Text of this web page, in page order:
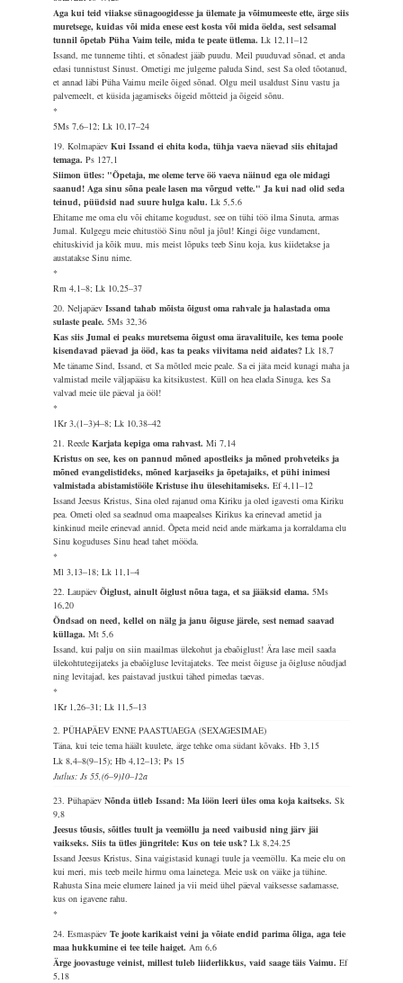
Aga kui teid viiakse sünagoogidesse ja ülemate ja võimumeeste ette, ärge siis
muretsege, kuidas või mida enese eest kosta või mida öelda, sest selsamal
tunnil õpetab Püha Vaim teile, mida te peate ütlema.Lk 12,11–12
Issand, me tunneme tihti, et sõnadest jääb puudu. Meil puuduvad sõnad, et anda
edasi tunnistust Sinust. Ometigi me julgeme paluda Sind, sest Sa oled tõotanud,
et annad läbi Püha Vaimu meile õiged sõnad. Olgu meil usaldust Sinu vastu ja
palvemeelt, et küsida jagamiseks õigeid mõtteid ja õigeid sõnu.
*
5Ms 7,6–12; Lk 10,17–24
19. KolmapäevKui Issand ei ehita koda, tühja vaeva näevad siis ehitajad
temaga.Ps 127,1
Siimon ütles: "Õpetaja, me oleme terve öö vaeva näinud ega ole midagi
saanud! Aga sinu sõna peale lasen ma võrgud vette." Ja kui nad olid seda
teinud, püüdsid nad suure hulga kalu.Lk 5,5.6
Ehitame me oma elu või ehitame kogudust, see on tühi töö ilma Sinuta, armas
Jumal. Kulgegu meie ehitustöö Sinu nõul ja jõul! Kingi õige vundament,
ehituskivid ja kõik muu, mis meist lõpuks teeb Sinu koja, kus kiidetakse ja
austatakse Sinu nime.
*
Rm 4,1–8; Lk 10,25–37
20. NeljapäevIssand tahab mõista õigust oma rahvale ja halastada oma
sulaste peale.5Ms 32,36
Kas siis Jumal ei peaks muretsema õigust oma äravalituile, kes tema poole
kisendavad päevad ja ööd, kas ta peaks viivitama neid aidates?Lk 18,7
Me täname Sind, Issand, et Sa mõtled meie peale. Sa ei jäta meid kunagi maha ja
valmistad meile väljapääsu ka kitsikustest. Küll on hea elada Sinuga, kes Sa
valvad meie üle päeval ja ööl!
*
1Kr 3,(1–3)4–8; Lk 10,38–42
21. ReedeKarjata kepiga oma rahvast.Mi 7,14
Kristus on see, kes on pannud mõned apostleiks ja mõned prohveteiks ja
mõned evangelistideks, mõned karjaseiks ja õpetajaiks, et pühi inimesi
valmistada abistamistööle Kristuse ihu ülesehitamiseks.Ef 4,11–12
Issand Jeesus Kristus, Sina oled rajanud oma Kiriku ja oled igavesti oma Kiriku
pea. Ometi oled sa seadnud oma maapealses Kirikus ka erinevad ametid ja
kinkinud meile erinevad annid. Õpeta meid neid ande märkama ja korraldama elu
Sinu koguduses Sinu head tahet mööda.
*
Ml 3,13–18; Lk 11,1–4
22. LaupäevÕiglust, ainult õiglust nõua taga, et sa jääksid elama.5Ms
16,20
Õndsad on need, kellel on nälg ja janu õiguse järele, sest nemad saavad
küllaga.Mt 5,6
Issand, kui palju on siin maailmas ülekohut ja ebaõiglust! Ära lase meil saada
ülekohtutegijateks ja ebaõigluse levitajateks. Tee meist õiguse ja õigluse nõudjad
ning levitajad, kes paistavad justkui tähed pimedas taevas.
*
1Kr 1,26–31; Lk 11,5–13
2. PÜHAPÄEV ENNE PAASTUAEGA (SEXAGESIMAE)
Täna, kui teie tema häält kuulete, ärge tehke oma südant kõvaks.Hb 3,15
Lk 8,4–8(9–15); Hb 4,12–13; Ps 15
Jutlus: Js 55,(6–9)10–12a
23. PühapäevNõnda ütleb Issand: Ma löön leeri üles oma koja kaitseks.Sk
9,8
Jeesus tõusis, sõitles tuult ja veemöllu ja need vaibusid ning järv jäi
vaikseks. Siis ta ütles jüngritele: Kus on teie usk?Lk 8,24.25
Issand Jeesus Kristus, Sina vaigistasid kunagi tuule ja veemöllu. Ka meie elu on
kui meri, mis teeb meile hirmu oma lainetega. Meie usk on väike ja tühine.
Rahusta Sina meie elumere lained ja vii meid ühel päeval vaiksesse sadamasse,
kus on igavene rahu.
*
24. EsmaspäevTe joote karikaist veini ja võiate endid parima õliga, aga teie
maa hukkumine ei tee teile haiget.Am 6,6
Ärge joovastuge veinist, millest tuleb liiderlikkus, vaid saage täis Vaimu.Ef
5,18